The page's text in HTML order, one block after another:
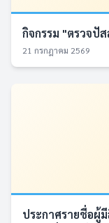
กิจกรรม "ตรวจปั
21 กรกฎาคม 2569
ประกาศรายชื่อผู้